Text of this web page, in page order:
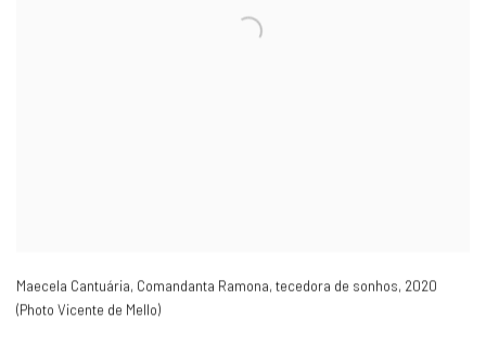
Maecela Cantuária, Comandanta Ramona, tecedora de sonhos, 2020
(Photo Vicente de Mello)